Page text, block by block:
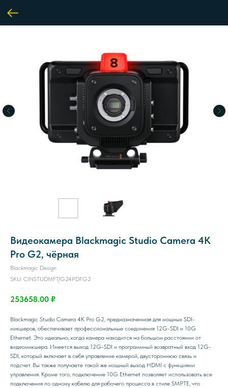
Видеокамера Blackmagic Studio Camera 4K
Pro G2, чёрная
Blackmagic Design
SKU: CINSTUDMFT/G24PDFG2
253658.00 ₽
Blackmagic Studio Camera 4K Pro G2, предназначенная для мощных SDI-
микшеров, обеспечивает профессиональные соединения 12G-SDI и 10G
Ethernet. Это идеально, когда камера находится на большом расстоянии от
видеомикшера. Имеется выход 12G-SDI и программный возвратный вход 12G-
SDI, который включает в себя управление камерой, двустороннюю связь и
подсчет. Вы также получаете такой же мощный выход HDMI с функциями
управления. Кроме того, подключение 10G Ethernet позволяет использовать все
подключения по одному кабелю для рабочего процесса в стиле SMPTE, что